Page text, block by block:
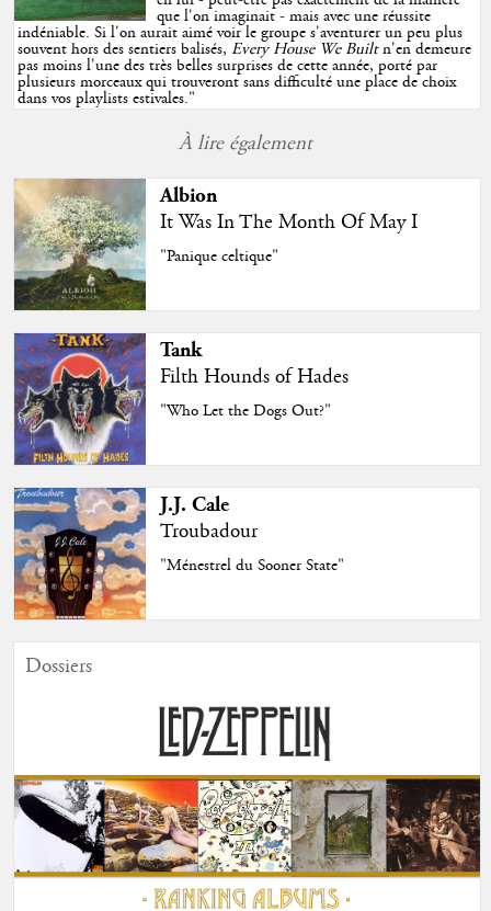
que l'on imaginait - mais avec une réussite
indéniable. Si l'on aurait aimé voir le groupe s'aventurer un peu plus
souvent hors des sentiers balisés,Every House We Builtn'en demeure
pas moins l'une des très belles surprises de cette année, porté par
plusieurs morceaux qui trouveront sans difficulté une place de choix
dans vos playlists estivales."
À lire également
Albion
It Was In The Month Of May I
"Panique celtique"
Tank
Filth Hounds of Hades
"Who Let the Dogs Out?"
J.J. Cale
Troubadour
"Ménestrel du Sooner State"
Dossiers